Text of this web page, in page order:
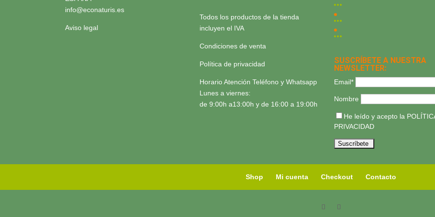
info@econaturis.es
Aviso legal
Todos los productos de la tienda
incluyen el IVA
Condiciones de venta
Política de privacidad
Horario Atención Teléfono y Whatsapp
Lunes a viernes:
de 9:00h a13:00h y de 16:00 a 19:00h
SUSCRÍBETE A NUESTRA
NEWSLETTER:
Email*
Nombre
He leído y acepto la
PRIVACIDAD
Shop Mi cuenta Checkout Contacto